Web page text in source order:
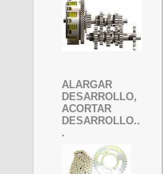
ALARGAR
DESARROLLO,
ACORTAR
DESARROLLO..
.